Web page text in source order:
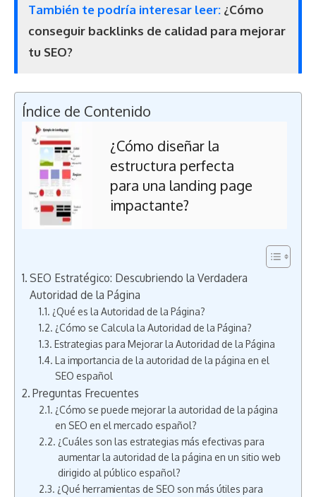
También te podría interesar leer: ¿Cómo
conseguir backlinks de calidad para mejorar
tu SEO?
Índice de Contenido
¿Cómo diseñar la
estructura perfecta
para una landing page
impactante?
SEO Estratégico: Descubriendo la Verdadera
Autoridad de la Página
¿Qué es la Autoridad de la Página?
¿Cómo se Calcula la Autoridad de la Página?
Estrategias para Mejorar la Autoridad de la Página
La importancia de la autoridad de la página en el
SEO español
Preguntas Frecuentes
¿Cómo se puede mejorar la autoridad de la página
en SEO en el mercado español?
¿Cuáles son las estrategias más efectivas para
aumentar la autoridad de la página en un sitio web
dirigido al público español?
¿Qué herramientas de SEO son más útiles para